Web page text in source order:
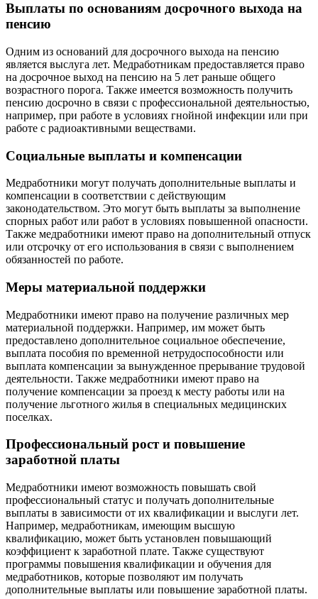
Выплаты по основаниям досрочного выхода на
пенсию
Одним из оснований для досрочного выхода на пенсию
является выслуга лет. Медработникам предоставляется право
на досрочное выход на пенсию на 5 лет раньше общего
возрастного порога. Также имеется возможность получить
пенсию досрочно в связи с профессиональной деятельностью,
например, при работе в условиях гнойной инфекции или при
работе с радиоактивными веществами.
Социальные выплаты и компенсации
Медработники могут получать дополнительные выплаты и
компенсации в соответствии с действующим
законодательством. Это могут быть выплаты за выполнение
спорных работ или работ в условиях повышенной опасности.
Также медработники имеют право на дополнительный отпуск
или отсрочку от его использования в связи с выполнением
обязанностей по работе.
Меры материальной поддержки
Медработники имеют право на получение различных мер
материальной поддержки. Например, им может быть
предоставлено дополнительное социальное обеспечение,
выплата пособия по временной нетрудоспособности или
выплата компенсации за вынужденное прерывание трудовой
деятельности. Также медработники имеют право на
получение компенсации за проезд к месту работы или на
получение льготного жилья в специальных медицинских
поселках.
Профессиональный рост и повышение
заработной платы
Медработники имеют возможность повышать свой
профессиональный статус и получать дополнительные
выплаты в зависимости от их квалификации и выслуги лет.
Например, медработникам, имеющим высшую
квалификацию, может быть установлен повышающий
коэффициент к заработной плате. Также существуют
программы повышения квалификации и обучения для
медработников, которые позволяют им получать
дополнительные выплаты или повышение заработной платы.